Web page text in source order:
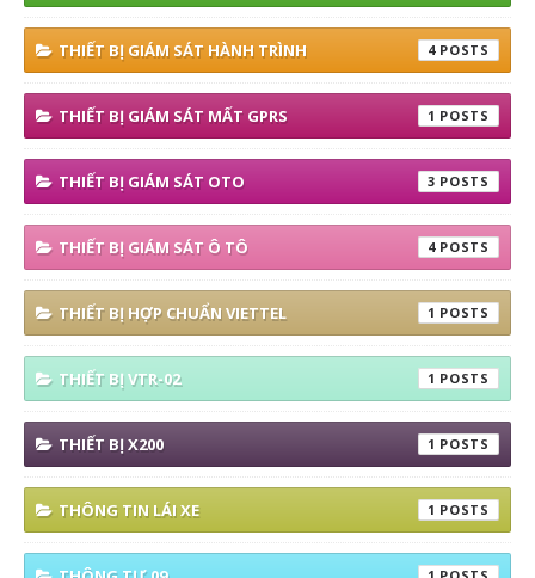
THIẾT BỊ GIÁM SÁT HÀNH TRÌNH 4
THIẾT BỊ GIÁM SÁT MẤT GPRS 1
THIẾT BỊ GIÁM SÁT OTO 3
THIẾT BỊ GIÁM SÁT Ô TÔ 4
THIẾT BỊ HỢP CHUẨN VIETTEL 1
THIẾT BỊ VTR-02 1
THIẾT BỊ X200 1
THÔNG TIN LÁI XE 1